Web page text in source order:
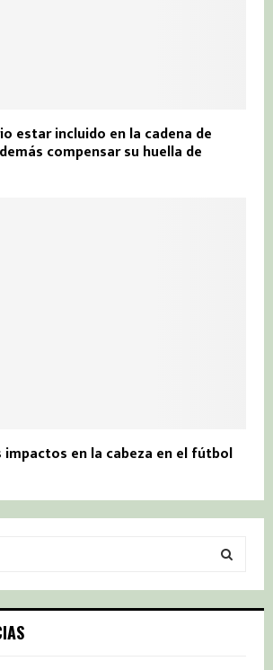
estar incluido en la cadena de
compensar su huella de
impactos en la cabeza en el fútbol
S